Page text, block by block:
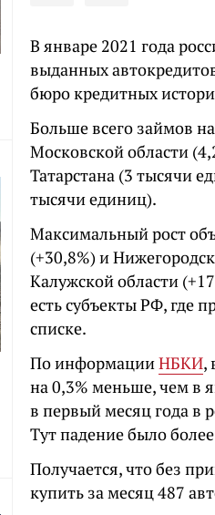
В январе 2021 года
выданных
бюро кредитных
Больше всего займов
Московской области
Татарстана (3 тысячи
тысячи единиц).
Максимальный рост
(+30,8%) и
Калужской области
есть субъекты РФ, где
списке.
По информацииНБКИ,
на 0,3% меньше, чем в
в первый месяц года в
Тут падение было
Получается, что без
купить за месяц 487